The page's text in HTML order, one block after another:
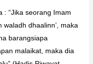
: “Jika seorang Imam
waladh dhaalinn’, maka
barangsiapa
malaikat, maka dia